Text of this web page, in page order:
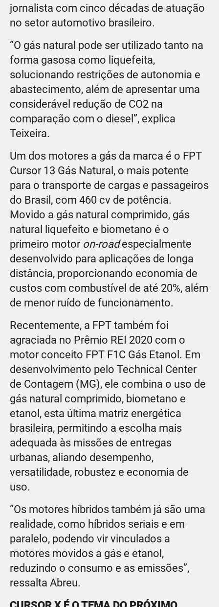
jornalista com cinco décadas de atuação
no setor automotivo brasileiro.
“O gás natural pode ser utilizado tanto na
forma gasosa como liquefeita,
solucionando restrições de autonomia e
abastecimento, além de apresentar uma
considerável redução de CO2 na
comparação com o diesel”, explica
Teixeira.
Um dos motores a gás da marca é o FPT
Cursor 13 Gás Natural, o mais potente
para o transporte de cargas e passageiros
do Brasil, com 460 cv de potência.
Movido a gás natural comprimido, gás
natural liquefeito e biometano é o
primeiro motor on-roadespecialmente
desenvolvido para aplicações de longa
distância, proporcionando economia de
custos com combustível de até 20%, além
de menor ruído de funcionamento.
Recentemente, a FPT também foi
agraciada no Prêmio REI 2020 com o
motor conceito FPT F1C Gás Etanol. Em
desenvolvimento pelo Technical Center
de Contagem (MG), ele combina o uso de
gás natural comprimido, biometano e
etanol, esta última matriz energética
brasileira, permitindo a escolha mais
adequada às missões de entregas
urbanas, aliando desempenho,
versatilidade, robustez e economia de
uso.
“Os motores híbridos também já são uma
realidade, como híbridos seriais e em
paralelo, podendo vir vinculados a
motores movidos a gás e etanol,
reduzindo o consumo e as emissões”,
ressalta Abreu.